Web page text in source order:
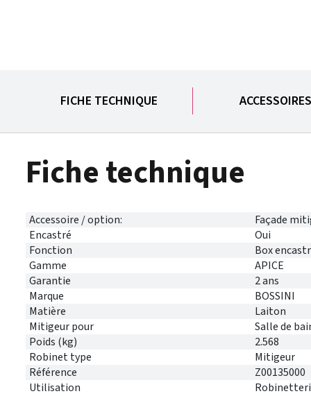
FICHE TECHNIQUE ACCESSOIRES
Fiche technique
Accessoire / option:
Façade
Encastré
Oui
Fonction
Box
Gamme
APICE
Garantie
2 ans
Marque
BOSSINI
Matière
Laiton
Mitigeur pour
Salle de
Poids (kg)
2.568
Robinet type
Mitigeur
Référence
Z00135000
Utilisation